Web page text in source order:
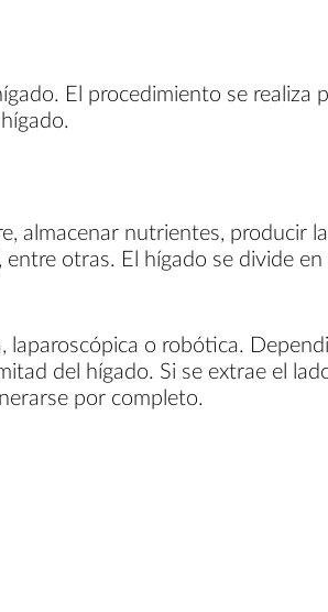
El procedimiento se
almacenar nutrientes, producir
otras. El hígado se divide
o robótica.
del hígado. Si se extrae el
por completo.